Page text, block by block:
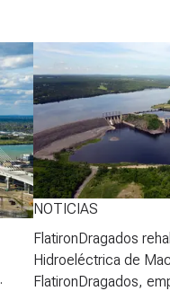
NOTICIAS
FlatironDragados
Hidroeléctrica de
FlatironDragados,